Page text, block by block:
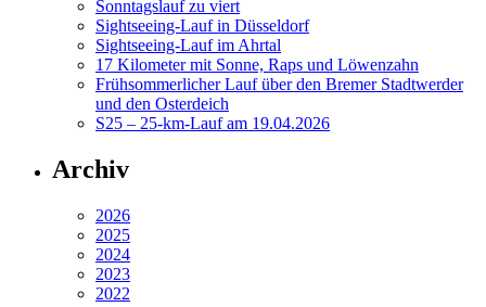
Sonntagslauf zu viert
Sightseeing-Lauf in Düsseldorf
Sightseeing-Lauf im Ahrtal
17 Kilometer mit Sonne, Raps und Löwenzahn
Frühsommerlicher Lauf über den Bremer Stadtwerder
und den Osterdeich
S25 – 25-km-Lauf am 19.04.2026
Archiv
2026
2025
2024
2023
2022